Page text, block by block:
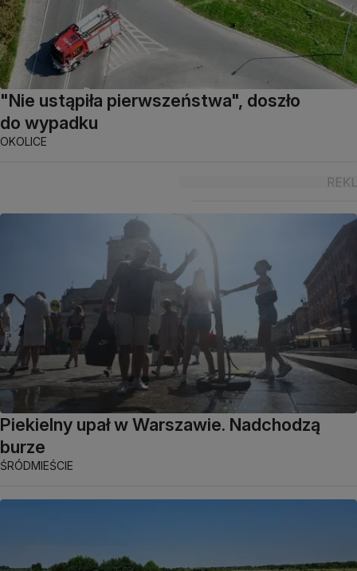
"Nie ustąpiła pierwszeństwa", doszło
do wypadku
OKOLICE
Piekielny upał w Warszawie. Nadchodzą
burze
ŚRÓDMIEŚCIE